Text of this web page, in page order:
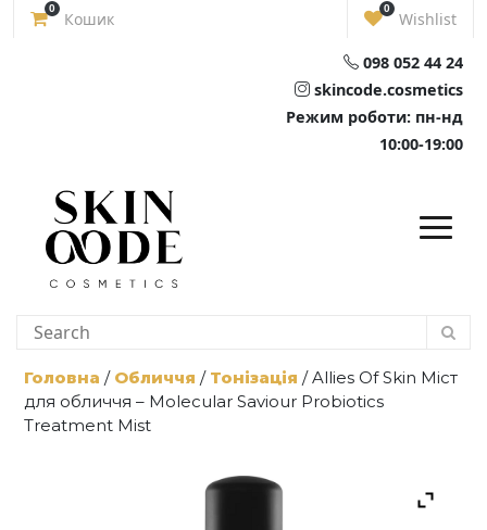
Skip
0
Кошик
0
Wishlist
098 052 44 24
skincode.cosmetics
Режим роботи: пн-нд
10:00-19:00
Головна / Обличчя / Тонізація / Allies Of Skin Міст
для обличчя – Molecular Saviour Probiotics
Treatment Mist